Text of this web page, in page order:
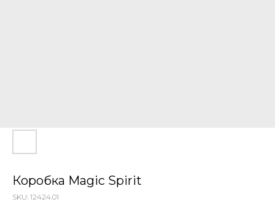
Коробка Magic Spirit
SKU: 12424.01